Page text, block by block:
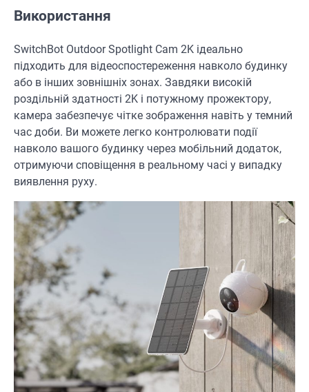
Використання
SwitchBot Outdoor Spotlight Cam 2K ідеально
підходить для відеоспостереження навколо будинку
або в інших зовнішніх зонах. Завдяки високій
роздільній здатності 2K і потужному прожектору,
камера забезпечує чітке зображення навіть у темний
час доби. Ви можете легко контролювати події
навколо вашого будинку через мобільний додаток,
отримуючи сповіщення в реальному часі у випадку
виявлення руху.